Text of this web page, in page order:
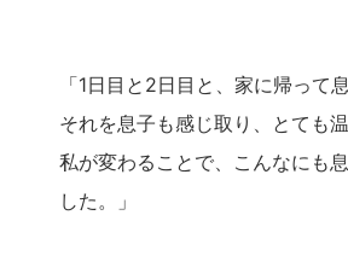
「1日目と2日目と、家に帰って
それを息子も感じ取り、とても
私が変わることで、こんなにも
した。」